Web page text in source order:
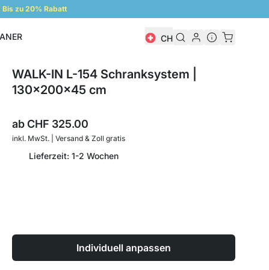
Bis zu 20% Rabatt
CH
WALK-IN L-154 Schranksystem |
130x200x45 cm
abCHF 325.00
inkl. MwSt. | Versand & Zoll gratis
Lieferzeit: 1-2 Wochen
Individuell anpassen